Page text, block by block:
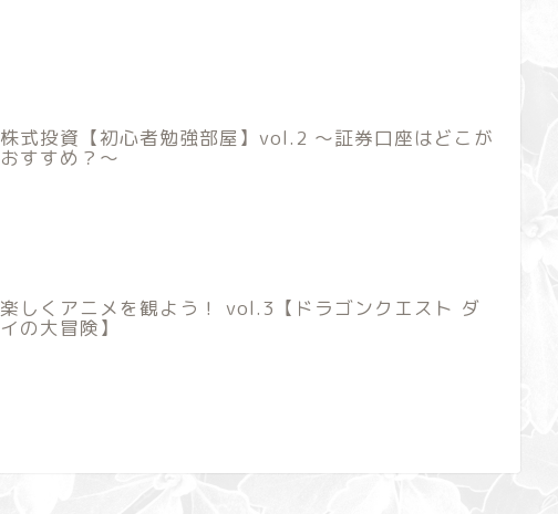
株式投資【初心者勉強部屋】vol.2 ～証券口座はどこが
おすすめ？～
楽しくアニメを観よう！ vol.3【ドラゴンクエスト ダ
イの大冒険】